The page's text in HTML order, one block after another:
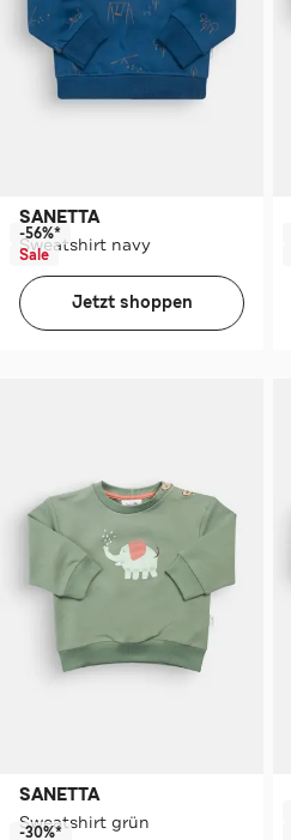
SANETTA
Sweatshirt navy
-56%*
Sale
Jetzt shoppen
SANETTA
Sweatshirt grün
-30%*